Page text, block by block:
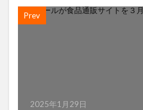
Prev
2025年1月29日